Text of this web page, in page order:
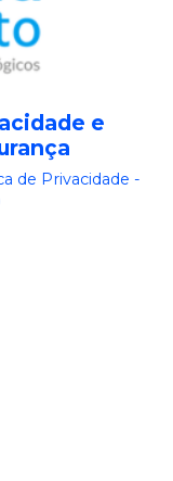
e
de Privacidade -